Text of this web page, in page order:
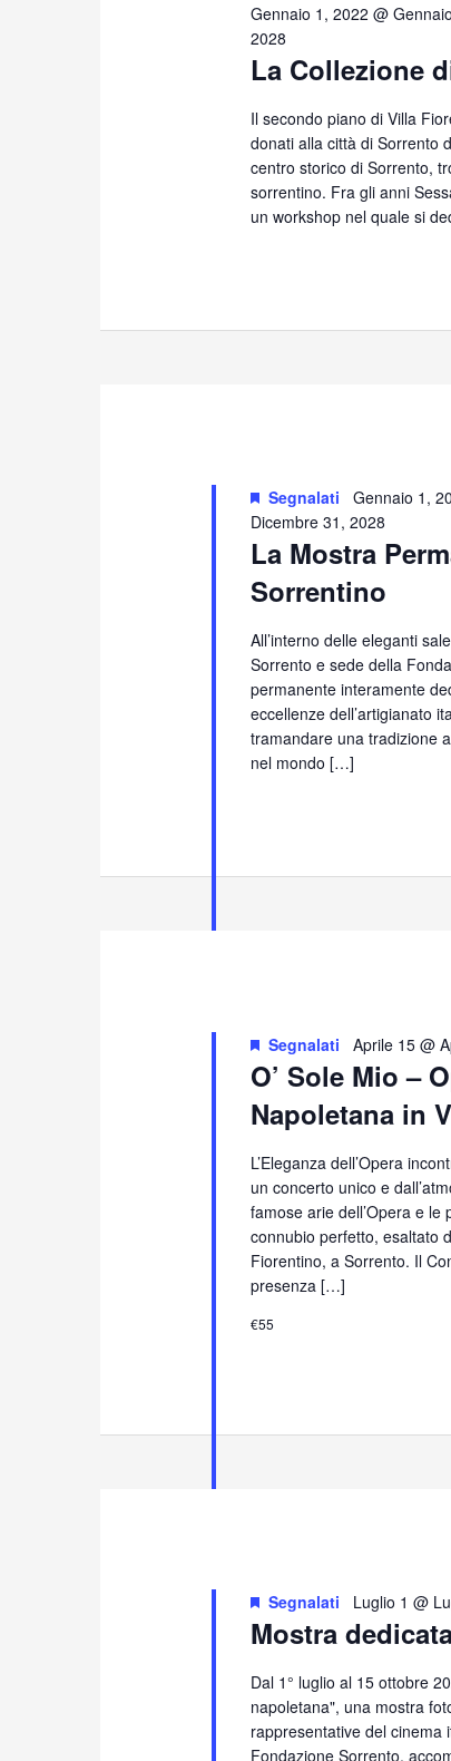
2026La Collezione
Gennaio 1, 2022 @
2028
Il secondo piano di Villa
donati alla città di Sorrento
centro storico di Sorrento,
sorrentino. Fra gli anni
un workshop nel quale si
La Mostra
Sorrentino
Segnalati Gennaio 1,
Dicembre 31, 2028
All’interno delle eleganti
Sorrento e sede della
permanente interamente
eccellenze dell’artigianato
tramandare una tradizione
nel mondo […]
O’ Sole Mio –
Napoletana in
Segnalati Aprile 15 @
L’Eleganza dell’Opera
un concerto unico e
famose arie dell’Opera e
connubio perfetto, esaltato
Fiorentino, a Sorrento. Il
presenza […]
€55
Mostra
Segnalati Luglio 1 @
Dal 1° luglio al 15 ottobre
napoletana", una mostra
rappresentative del cinema
Fondazione Sorrento,